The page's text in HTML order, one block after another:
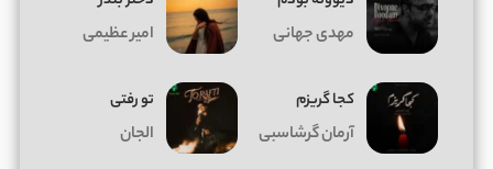
مهدی جهانی امیر عظیمی
کجا گریزم
آرمان گرشاسبی
تو رفتی
الجان